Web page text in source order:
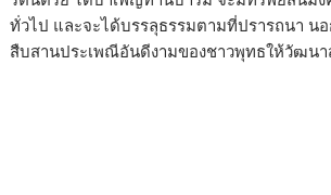
ทั่วไป และจะได้บรรลุธรรมตามที่ปรารถนา น
สืบสานประเพณีอันดีงามของชาวพุทธให้วัฒนา